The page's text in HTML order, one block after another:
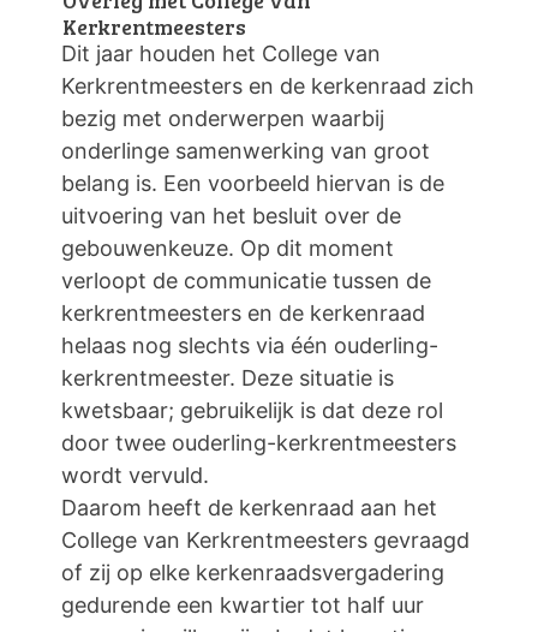
Kerkrentmeesters
Dit jaar houden het College van
Kerkrentmeesters en de kerkenraad zich
bezig met onderwerpen waarbij
onderlinge samenwerking van groot
belang is. Een voorbeeld hiervan is de
uitvoering van het besluit over de
gebouwenkeuze. Op dit moment
verloopt de communicatie tussen de
kerkrentmeesters en de kerkenraad
helaas nog slechts via één ouderling-
kerkrentmeester. Deze situatie is
kwetsbaar; gebruikelijk is dat deze rol
door twee ouderling-kerkrentmeesters
wordt vervuld.
Daarom heeft de kerkenraad aan het
College van Kerkrentmeesters gevraagd
of zij op elke kerkenraadsvergadering
gedurende een kwartier tot half uur